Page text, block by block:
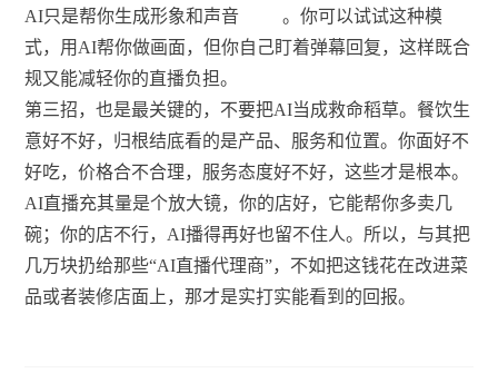
AI只是帮你生成形象和声音
。你可以试试这种模
式，用AI帮你做画面，但你自己盯着弹幕回复，这样既合
规又能减轻你的直播负担。
第三招，也是最关键的，不要把AI当成救命稻草。餐饮生
意好不好，归根结底看的是产品、服务和位置。你面好不
好吃，价格合不合理，服务态度好不好，这些才是根本。
AI直播充其量是个放大镜，你的店好，它能帮你多卖几
碗；你的店不行，AI播得再好也留不住人。所以，与其把
几万块扔给那些“AI直播代理商”，不如把这钱花在改进菜
品或者装修店面上，那才是实打实能看到的回报。